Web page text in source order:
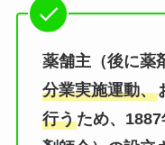
薬舗主（後に薬
分業実施運動、
行うため、